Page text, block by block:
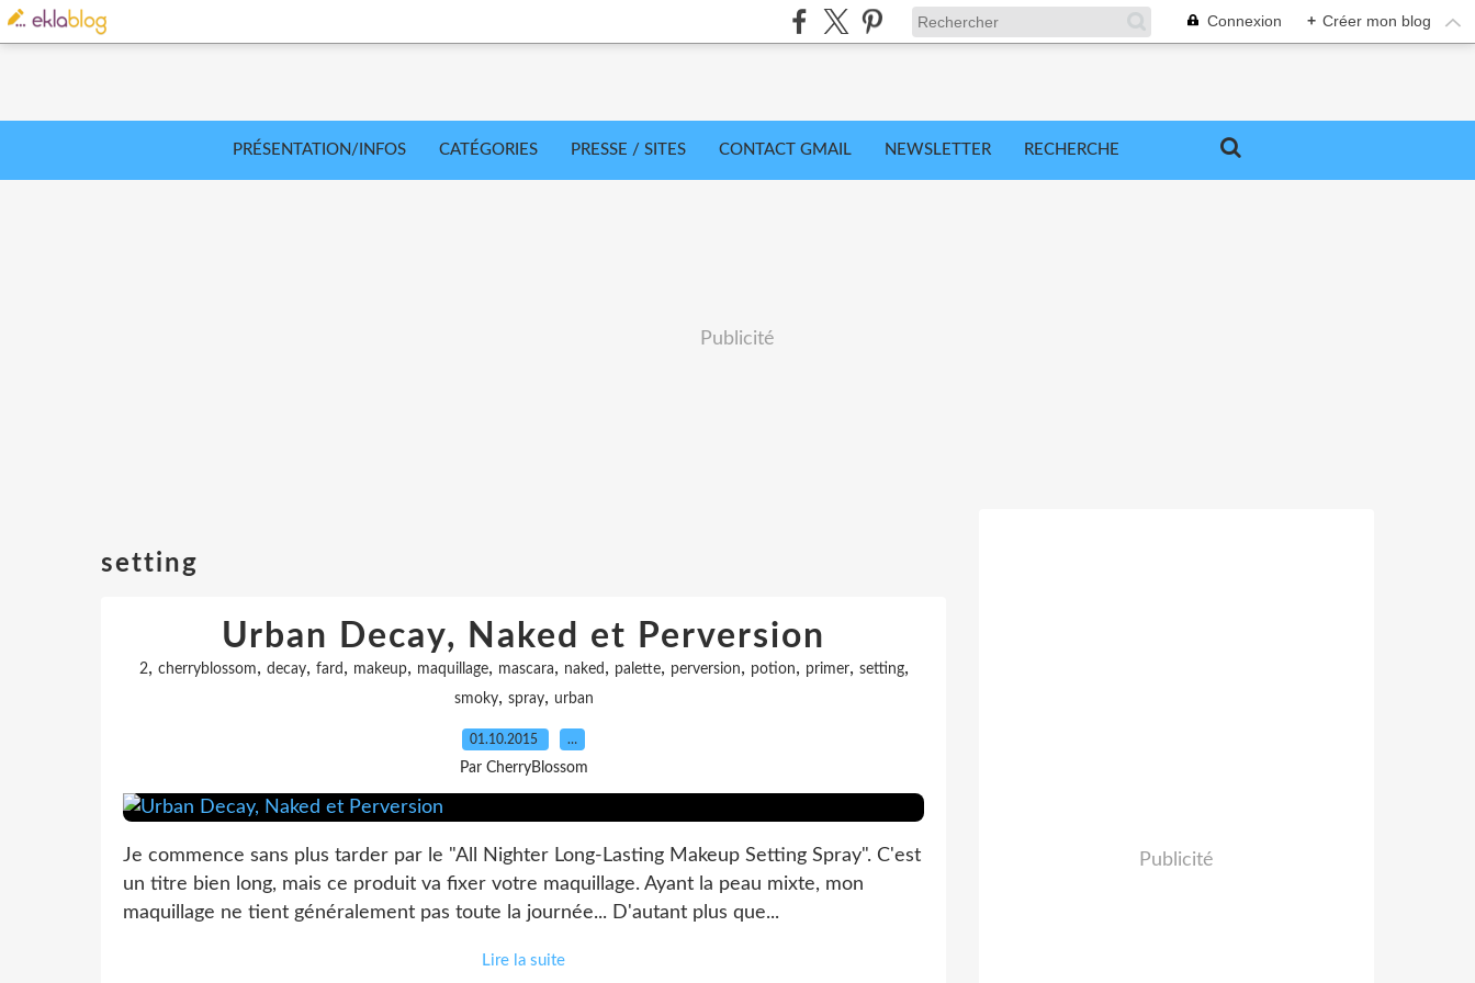
Connexion + Créer mon blog
PRÉSENTATION/INFOS CATÉGORIES PRESSE / SITES CONTACT GMAIL NEWSLETTER RECHERCHE
Publicité
setting
Urban Decay, Naked et Perversion
2, cherryblossom, decay, fard , makeup, maquillage, mascara, naked , palette, perversion, potion, primer, setting,
smoky, spray, urban
01.10.2015 …
Par CherryBlossom
Je commence sans plus tarder par le "All Nighter Long-Lasting Makeup Setting Spray". C'est
un titre bien long, mais ce produit va fixer votre maquillage. Ayant la peau mixte, mon
maquillage ne tient généralement pas toute la journée... D'autant plus que...
Lire la suite
Publicité